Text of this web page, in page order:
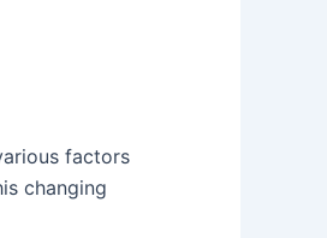
factors
changing